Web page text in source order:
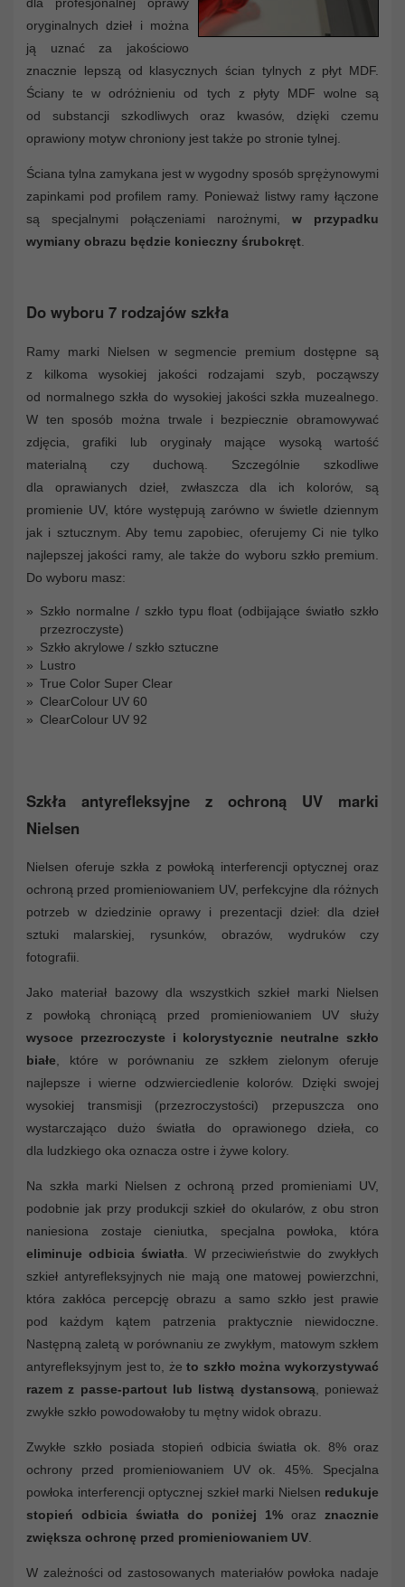
oryginalnych dzieł i można
ją uznać za jakościowo
znacznie lepszą od klasycznych ścian tylnych z płyt MDF.
Ściany te w odróżnieniu od tych z płyty MDF wolne są
od substancji szkodliwych oraz kwasów, dzięki czemu
oprawiony motyw chroniony jest także po stronie tylnej.
Ściana tylna zamykana jest w wygodny sposób sprężynowymi
zapinkami pod profilem ramy. Ponieważ listwy ramy łączone
są specjalnymi połączeniami narożnymi, w przypadku
wymiany obrazu będzie konieczny śrubokręt
Do wyboru 7 rodzajów szkła
Ramy marki Nielsen w segmencie premium dostępne są
z kilkoma wysokiej jakości rodzajami szyb, począwszy
od normalnego szkła do wysokiej jakości szkła muzealnego.
W ten sposób można trwale i bezpiecznie obramowywać
zdjęcia, grafiki lub oryginały mające wysoką wartość
materialną czy duchową. Szczególnie szkodliwe
dla oprawianych dzieł, zwłaszcza dla ich kolorów, są
promienie UV, które występują zarówno w świetle dziennym
jak i sztucznym. Aby temu zapobiec, oferujemy Ci nie tylko
najlepszej jakości ramy, ale także do wyboru szkło premium.
Do wyboru masz:
Szkło normalne / szkło typu float (odbijające światło szkło
przezroczyste)
Szkło akrylowe / szkło sztuczne
Lustro
True Color Super Clear
ClearColour UV 60
ClearColour UV 92
Szkła antyrefleksyjne z ochroną UV marki
Nielsen
Nielsen oferuje szkła z powłoką interferencji optycznej oraz
ochroną przed promieniowaniem UV, perfekcyjne dla różnych
potrzeb w dziedzinie oprawy i prezentacji dzieł: dla dzieł
sztuki malarskiej, rysunków, obrazów, wydruków czy
fotografii.
Jako materiał bazowy dla wszystkich szkieł marki Nielsen
z powłoką chroniącą przed promieniowaniem UV służy
wysoce przezroczyste i kolorystycznie neutralne szkło
białe, które w porównaniu ze szkłem zielonym oferuje
najlepsze i wierne odzwierciedlenie kolorów. Dzięki swojej
wysokiej transmisji (przezroczystości) przepuszcza ono
wystarczająco dużo światła do oprawionego dzieła, co
dla ludzkiego oka oznacza ostre i żywe kolory.
Na szkła marki Nielsen z ochroną przed promieniami UV,
podobnie jak przy produkcji szkieł do okularów, z obu stron
naniesiona zostaje cieniutka, specjalna powłoka, która
eliminuje odbicia światła. W przeciwieństwie do zwykłych
szkieł antyrefleksyjnych nie mają one matowej powierzchni,
która zakłóca percepcję obrazu a samo szkło jest prawie
pod każdym kątem patrzenia praktycznie niewidoczne.
Następną zaletą w porównaniu ze zwykłym, matowym szkłem
antyrefleksyjnym jest to, żeto szkło można wykorzystywać
razem z passe-partout lub listwą dystansową, ponieważ
zwykłe szkło powodowałoby tu mętny widok obrazu.
Zwykłe szkło posiada stopień odbicia światła ok. 8% oraz
ochrony przed promieniowaniem UV ok. 45%. Specjalna
powłoka interferencji optycznej szkieł marki Nielsen redukuje
stopień odbicia światła do poniżej 1% oraz znacznie
zwiększa ochronę przed promieniowaniem UV.
W zależności od zastosowanych materiałów powłoka nadaje